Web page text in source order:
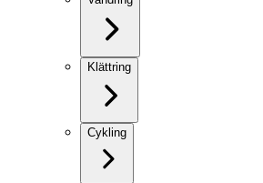
Klättring
Cykling